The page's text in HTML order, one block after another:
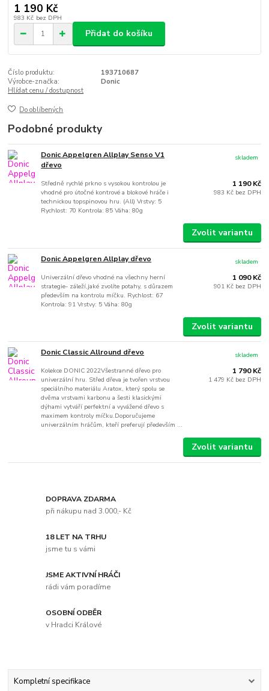
1 190 Kč
983 Kč bez DPH
Přidat do košíku
Číslo produktu:
193710687
Výrobce-značka:
Donic
Hlídat cenu / dostupnost
Do oblíbených
Podobné produkty
Donic Appelgren Allplay Senso V1
dřevo
Středně rychlé prkno s vysokou kontrolou je
vhodné pro útočné kontrové a blokové hráče i
technickou topspinovou hru. (All) Vrstvy: 5
Rychlost: 70 Kontrola: 85 Váha: 80g
1 190 Kč
983 Kč bez DPH
skladem
Zvolit variantu
Donic Appelgren Allplay dřevo
Univerzální dřevo vhodné na všechny herní
strategie- záleží,jaké zvolíte potahy, s důrazem
především na kontrolu míčku. Rychlost: 67
Kontrola: 91 Vrstvy: 5 Váha: 80g
1 090 Kč
901 Kč bez DPH
skladem
Zvolit variantu
Donic Classic Allround dřevo
Kolekce DONIC 2022Všestranné dřevo pro
univerzální hru. Střed dřeva je tvořen vrstvou
speciálního materiálu Aratox, který spolu se
dvěma vrstvami karbonu a šesti klasickými
dýhami vytváří perfektní a vyvážené dřevo s
maximem kontroly míčku.Doporučujeme
univerzálním hráčům, kteří preferují především ...
1 790 Kč
1 479 Kč bez DPH
skladem
Zvolit variantu
DOPRAVA ZDARMA
při nákupu nad 3.000,- Kč
18 LET NA TRHU
jsme tu s vámi
JSME AKTIVNÍ HRÁČI
rádi vám poradíme
OSOBNÍ ODBĚR
v Hradci Králové
Kompletní specifikace